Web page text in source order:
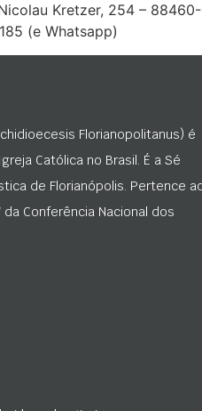
Kretzer, 254 –
(e Whatsapp)
Florianopolitanus) é
Católica no Brasil. É a Sé
de Florianópolis. Pertence
Conferência Nacional dos